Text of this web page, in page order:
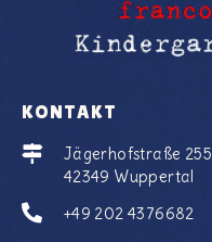
KONTAKT
Jägerhofstraße 255
42349 Wuppertal
+49 202 4376682